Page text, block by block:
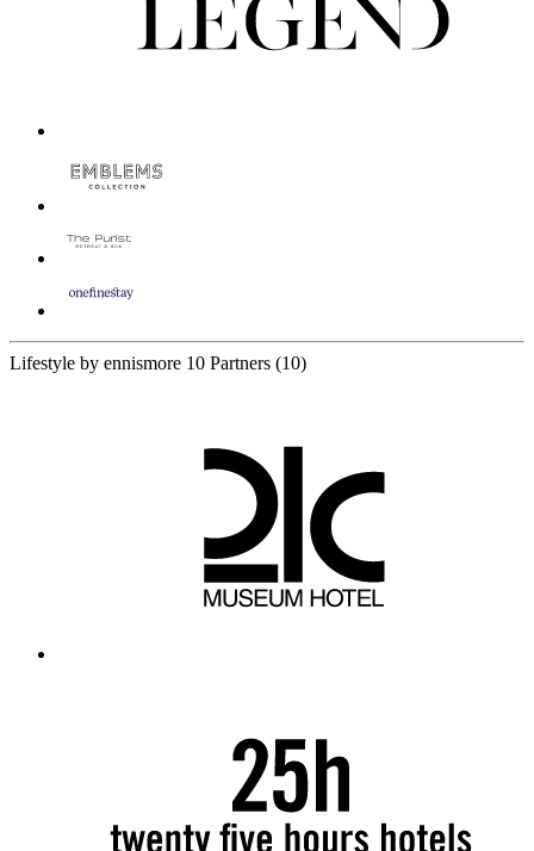
Lifestyle by ennismore 10 Partners (10)